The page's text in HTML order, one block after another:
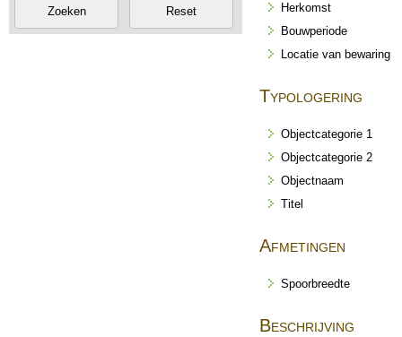
Herkomst
Bouwperiode
Locatie van bewaring
Typologering
Objectcategorie 1
Objectcategorie 2
Objectnaam
Titel
Afmetingen
Spoorbreedte
Beschrijving